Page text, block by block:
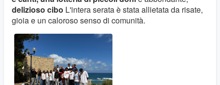
delizioso cibo L'intera serata è stata allietata da risate,
gioia e un caloroso senso di comunità.